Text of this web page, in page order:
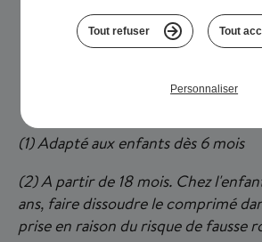
(1) Adapté aux enfants dès 6 mois
(2) A partir de 18 mois. Chez
ans, faire dissoudre le comprimé
prise en raison du risque de fausse
servent à des fins de suivis
fonctionnement technique,
Vous pouvez paramétrer vos
refuser en cliquant sur « Tout
Certains cookies déposés sur
requièrent pas votre
servent uniquement à mesurer
notre site. Toutes les données
pour cette finalité sont
souhaitez plus d'informations
Tout refuser Tout
Personnaliser